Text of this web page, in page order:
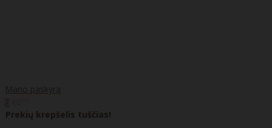
Mano paskyra
Prekių krepšelis tuščias!